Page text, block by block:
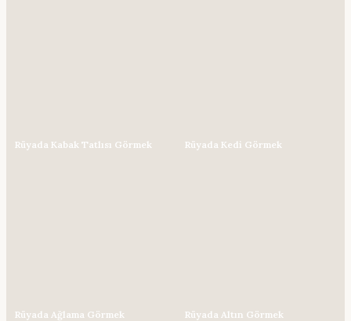
Rüyada Kabak Tatlısı Görmek Rüyada Kedi Görmek
Rüyada Ağlama Görmek Rüyada Altın Görmek